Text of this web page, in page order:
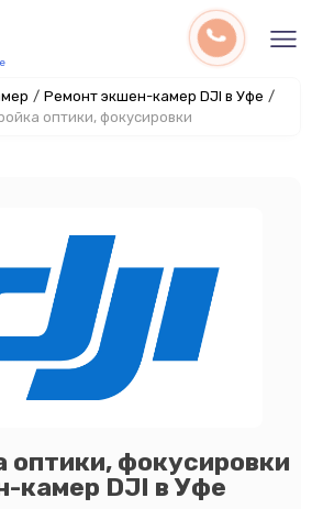
/ Ремонт экшен-камер DJI в Уфе /
оптики, фокусировки
оптики, фокусировки
камер DJI в Уфе